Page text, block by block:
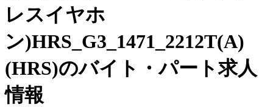
レスイヤホ
ン)HRS_G3_1471_2212T(A)
(HRS)のバイト・パート求人
情報